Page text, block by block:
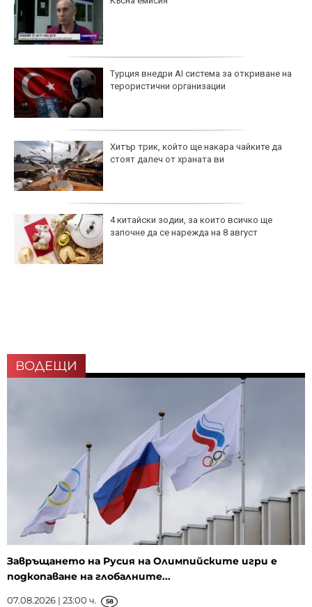
Турция внедри AI система за откриване на
терористични организации
Хитър трик, който ще накара чайките да
стоят далеч от храната ви
4 китайски зодии, за които всичко ще
започне да се нарежда на 8 август
ВОДЕЩИ
Завръщането на Русия на Олимпийските игри е
подкопаване на глобалните...
07.08.2026 | 23:00 ч. 58